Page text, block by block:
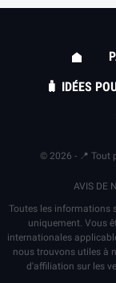
🧳 IDÉES
© 2026 - 📍 Tout
AVIS DE
Toutes les informations
uniquement. Vous
internationales
nous trouvons utiles à
d'affiliation sur les